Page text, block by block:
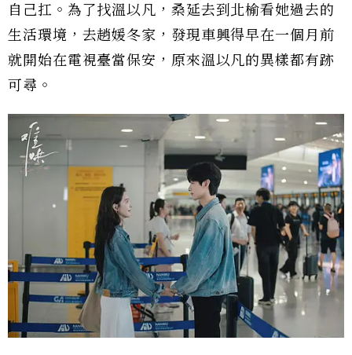
自己扛。為了找溫以凡，桑延去到北榆看她過去的
生活環境，去趙媛冬家，發現車興得早在一個月前
就開始在電視臺當保安，原來溫以凡的異樣都有跡
可尋。